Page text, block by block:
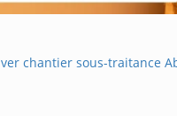
chantier sous-traitance